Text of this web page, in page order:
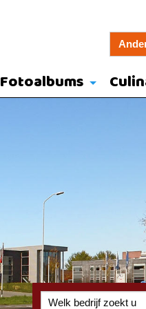
Fotoalbums